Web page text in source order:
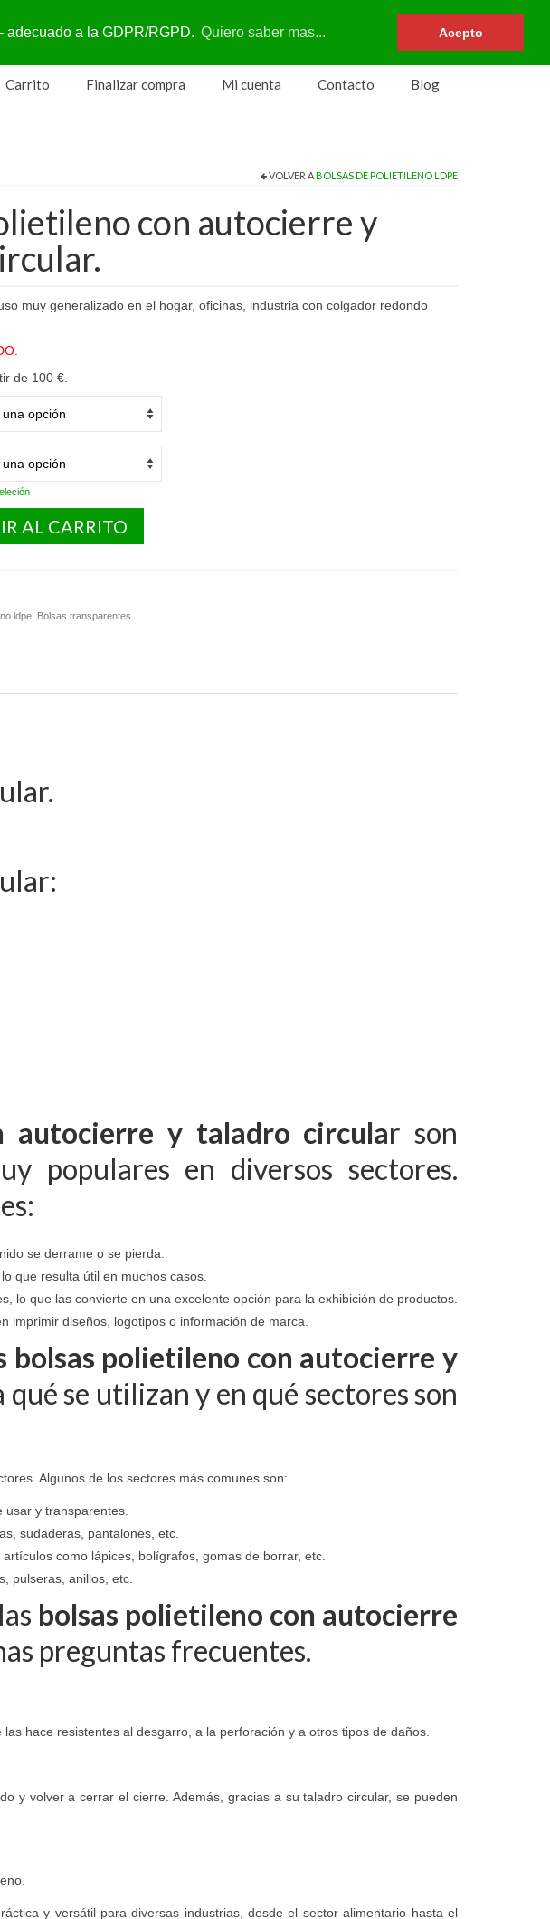
adecuado a la GDPR/RGPD. Quiero saber mas... Acepto
Su carrito-0€
Carrito Finalizar compra Mi cuenta Contacto Blog
VOLVER ABOLSAS DE POLIETILENO LDPE
con autocierre y
muy generalizado en el hogar, oficinas, industria con colgador redondo
.
de 100 €.
AL CARRITO
ldpe, Bolsas transparentes.
autocierre y taladro circular son
populares en diversos sectores.
se derrame o se pierda.
que resulta útil en muchos casos.
lo que las convierte en una excelente opción para la exhibición de productos.
imprimir diseños, logotipos o información de marca.
bolsas polietileno con autocierre y
se utilizan y en qué sectores son
Algunos de los sectores más comunes son:
y transparentes.
sudaderas, pantalones, etc.
como lápices, bolígrafos, gomas de borrar, etc.
pulseras, anillos, etc.
bolsas polietileno con autocierre
preguntas frecuentes.
hace resistentes al desgarro, a la perforación y a otros tipos de daños.
y volver a cerrar el cierre. Además, gracias a su taladro circular, se pueden
y versátil para diversas industrias, desde el sector alimentario hasta el